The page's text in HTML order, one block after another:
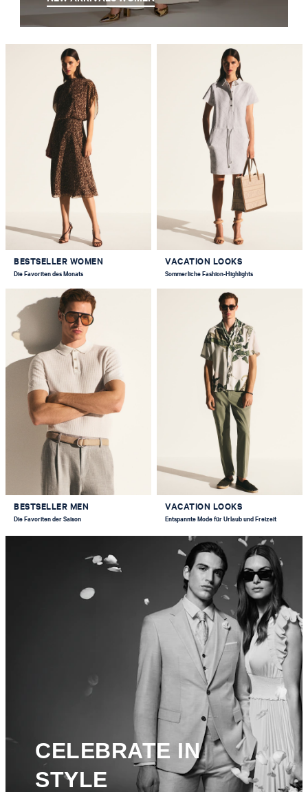
BESTSELLER WOMEN
Die Favoriten des Monats
VACATION LOOKS
Sommerliche Fashion-Highlights
BESTSELLER MEN
Die Favoriten der Saison
VACATION LOOKS
Entspannte Mode für Urlaub und Freizeit
CELEBRATE IN
STYLE